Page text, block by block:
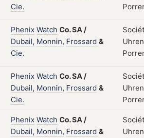
Cie.
Phenix Watch Co.SA/
Dubail, Monnin, Frossard &
Cie.
Phenix Watch Co.SA/
Dubail, Monnin, Frossard &
Cie.
Phenix Watch Co.SA/
Dubail, Monnin, Frossard &